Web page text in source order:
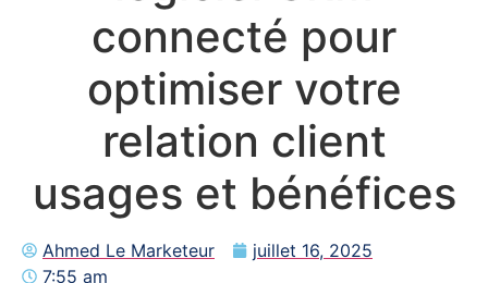
connecté pour
optimiser votre
relation client
usages et bénéfices
Ahmed Le Marketeur
juillet 16, 2025
7:55 am